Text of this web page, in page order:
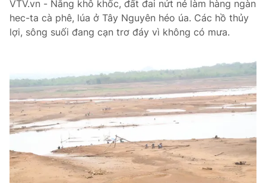
Hậu trường
Nhân vật
Giải sao mai
Điện ảnh
Đời sống
Làm đẹp
Chất lượng cuộc sống
Tuyển sinh
Học trực tuyến
Công nghệ
Hitech Công nghệ tương lai
Sản phẩm
Thị trường
Giao lưu trực tuyến
Lịch phát sóng
VTV.vn - Nắng khô khốc, đất đai nứt nẻ làm hàng ngàn
hec-ta cà phê, lúa ở Tây Nguyên héo úa. Các hồ thủy
lợi, sông suối đang cạn trơ đáy vì không có mưa.